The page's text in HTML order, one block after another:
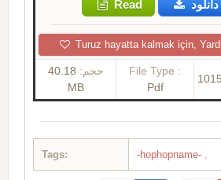
Read دانلود
Turuz hayatta kalmak için,
حجم: 40.18
MB
File Type :
Pdf
1015
Tags: -hophopname- ,